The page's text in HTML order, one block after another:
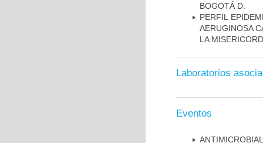
BOGOTÁ D.
PERFIL
AERUGINOSA
LA
Laboratorios
Eventos